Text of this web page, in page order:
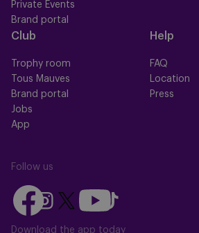
Private Events
Brand portal
Club
Trophy room
Tous Mauves
Brand portal
Jobs
App
Help
FAQ
Location
Press
Follow us
Follow
us
on
Follow
us
Follow
Follow
us
on
Follow
us
Download the app today